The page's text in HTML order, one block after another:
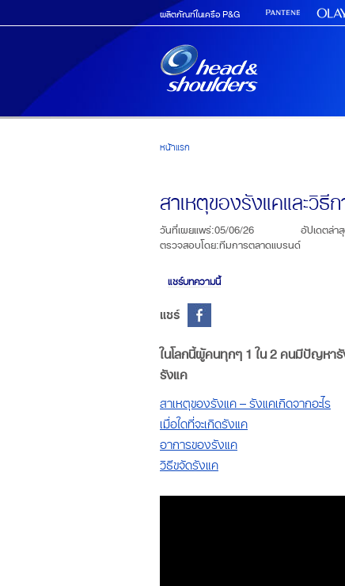
ผลิตภัณฑ์ในเครือ P&G
หน้าแรก
สาเหตุของรังแคและวิธี
วันที่เผยแพร่:05/06/26
ตรวจสอบโดย:ทีมการตลาดแบรนด์
อัปเดตล่า
แชร์บทความนี้
แชร์
ในโลกนี้ผู้คนทุกๆ 1 ใน 2 คนมีปัญหารั
รังแค
สาเหตุของรังแค – รังแคเกิดจากอะไร
เมื่อใดที่จะเกิดรังแค
อาการของรังแค
วิธีขจัดรังแค